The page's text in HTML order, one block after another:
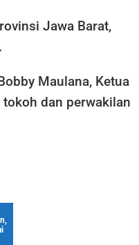
Jawa Barat,
Maulana, Ketua
dan perwakilan